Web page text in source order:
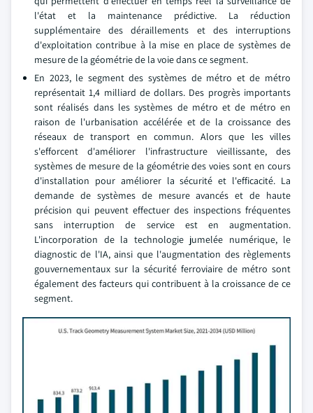
l'état et la maintenance prédictive. La réduction
supplémentaire des déraillements et des interruptions
d'exploitation contribue à la mise en place de systèmes de
mesure de la géométrie de la voie dans ce segment.
En 2023, le segment des systèmes de métro et de métro
représentait 1,4 milliard de dollars. Des progrès importants
sont réalisés dans les systèmes de métro et de métro en
raison de l'urbanisation accélérée et de la croissance des
réseaux de transport en commun. Alors que les villes
s'efforcent d'améliorer l'infrastructure vieillissante, des
systèmes de mesure de la géométrie des voies sont en cours
d'installation pour améliorer la sécurité et l'efficacité. La
demande de systèmes de mesure avancés et de haute
précision qui peuvent effectuer des inspections fréquentes
sans interruption de service est en augmentation.
L'incorporation de la technologie jumelée numérique, le
diagnostic de l'IA, ainsi que l'augmentation des règlements
gouvernementaux sur la sécurité ferroviaire de métro sont
également des facteurs qui contribuent à la croissance de ce
segment.